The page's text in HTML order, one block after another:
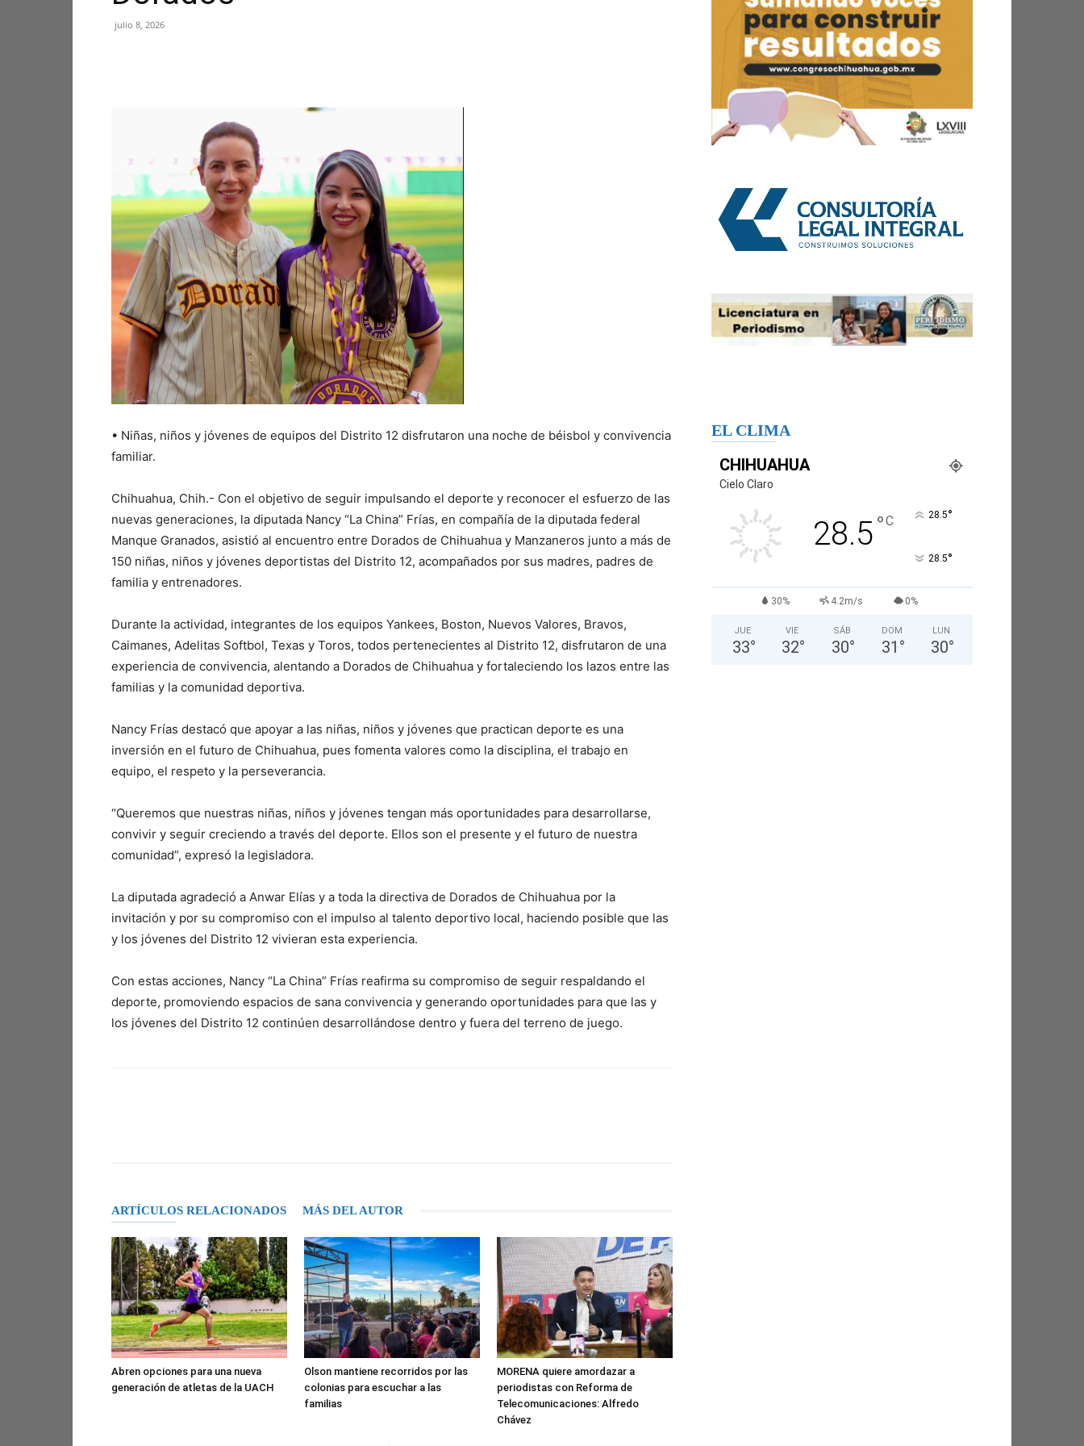
julio 8, 2026
•⁠ ⁠Niñas, niños y jóvenes de equipos del Distrito 12 disfrutaron una noche de béisbol y convivencia
familiar.
Chihuahua, Chih.- Con el objetivo de seguir impulsando el deporte y reconocer el esfuerzo de las
nuevas generaciones, la diputada Nancy “La China” Frías, en compañía de la diputada federal
Manque Granados, asistió al encuentro entre Dorados de Chihuahua y Manzaneros junto a más de
150 niñas, niños y jóvenes deportistas del Distrito 12, acompañados por sus madres, padres de
familia y entrenadores.
Durante la actividad, integrantes de los equipos Yankees, Boston, Nuevos Valores, Bravos,
Caimanes, Adelitas Softbol, Texas y Toros, todos pertenecientes al Distrito 12, disfrutaron de una
experiencia de convivencia, alentando a Dorados de Chihuahua y fortaleciendo los lazos entre las
familias y la comunidad deportiva.
Nancy Frías destacó que apoyar a las niñas, niños y jóvenes que practican deporte es una
inversión en el futuro de Chihuahua, pues fomenta valores como la disciplina, el trabajo en
equipo, el respeto y la perseverancia.
“Queremos que nuestras niñas, niños y jóvenes tengan más oportunidades para desarrollarse,
convivir y seguir creciendo a través del deporte. Ellos son el presente y el futuro de nuestra
comunidad”, expresó la legisladora.
La diputada agradeció a Anwar Elías y a toda la directiva de Dorados de Chihuahua por la
invitación y por su compromiso con el impulso al talento deportivo local, haciendo posible que las
y los jóvenes del Distrito 12 vivieran esta experiencia.
Con estas acciones, Nancy “La China” Frías reafirma su compromiso de seguir respaldando el
deporte, promoviendo espacios de sana convivencia y generando oportunidades para que las y
los jóvenes del Distrito 12 continúen desarrollándose dentro y fuera del terreno de juego.
ARTÍCULOS RELACIONADOS MÁS DEL AUTOR
Abren opciones para una nueva
generación de atletas de la UACH
Olson mantiene recorridos por las
colonias para escuchar a las
familias
MORENA quiere amordazar a
periodistas con Reforma de
Telecomunicaciones: Alfredo
Chávez
EL CLIMA
CHIHUAHUA
Cielo Claro
28.5°C 28.5°
28.5°
30% 4.2m/s 0%
JUE
33°
VIE
32°
SÁB
30°
DOM
31 °
LUN
30°